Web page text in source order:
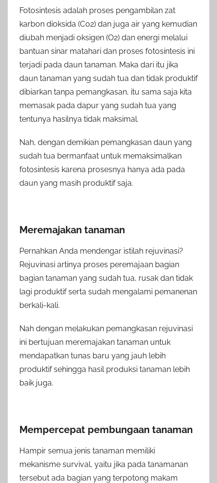
Fotosintesis adalah proses pengambilan zat
karbon dioksida (C02) dan juga air yang kemudian
diubah menjadi oksigen (O2) dan energi melalui
bantuan sinar matahari dan proses fotosintesis ini
terjadi pada daun tanaman. Maka dari itu jika
daun tanaman yang sudah tua dan tidak produktif
dibiarkan tanpa pemangkasan, itu sama saja kita
memasak pada dapur yang sudah tua yang
tentunya hasilnya tidak maksimal.
Nah, dengan demikian pemangkasan daun yang
sudah tua bermanfaat untuk memaksimalkan
fotosintesis karena prosesnya hanya ada pada
daun yang masih produktif saja.
Meremajakan tanaman
Pernahkan Anda mendengar istilah rejuvinasi?
Rejuvinasi artinya proses peremajaan bagian
bagian tanaman yang sudah tua, rusak dan tidak
lagi produktif serta sudah mengalami pemanenan
berkali-kali.
Nah dengan melakukan pemangkasan rejuvinasi
ini bertujuan meremajakan tanaman untuk
mendapatkan tunas baru yang jauh lebih
produktif sehingga hasil produksi tanaman lebih
baik juga.
Mempercepat pembungaan tanaman
Hampir semua jenis tanaman memiliki
mekanisme survival, yaitu jika pada tanamanan
tersebut ada bagian yang terpotong makam